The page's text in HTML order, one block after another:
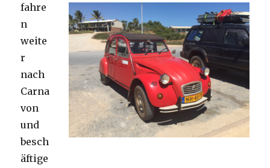
fahre
n
weite
r
nach
Carna
von
und
besch
äftige